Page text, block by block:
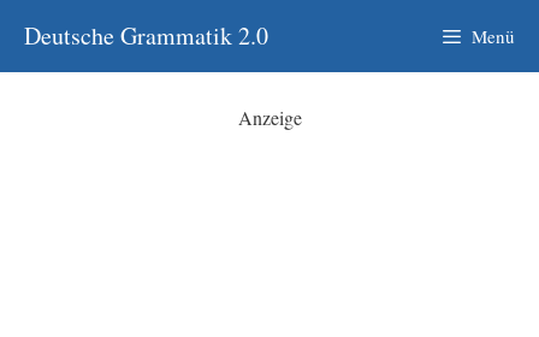
Inhalt
springen
Deutsche Grammatik 2.0 Menü
Anzeige